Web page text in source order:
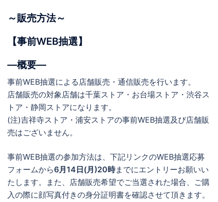
～販売方法～
【事前WEB抽選】
―概要―
事前WEB抽選による店舗販売・通信販売を行います。
店舗販売の対象店舗は千葉ストア・お台場ストア・渋谷ス
トア・静岡ストアになります。
(注)吉祥寺ストア・浦安ストアの事前WEB抽選及び店舗販
売はございません。
事前WEB抽選の参加方法は、下記リンクのWEB抽選応募
フォームから6月14日(月)20時までにエントリーお願いい
たします。また、店舗販売希望でご当選された場合、ご購
入の際に顔写真付きの身分証明書を確認させて頂きます。